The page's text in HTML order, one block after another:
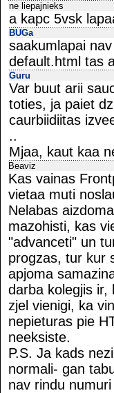
ne liepajnieks
a kapc 5vsk
BUGa
saakumlapai
default.html tas
Guru
Var buut arii
toties, ja paiet
caurbiidiitas
..
Mjaa, kaut kaa
Beaviz
Kas vainas
vietaa muti
Nelabas
mazohisti, kas
"advanceti" un
progzas, tur kur
apjoma
darba kolegjis
zjel vienigi, ka
nepieturas pie
neeksiste.
P.S. Ja kads
normali- gan
nav rindu